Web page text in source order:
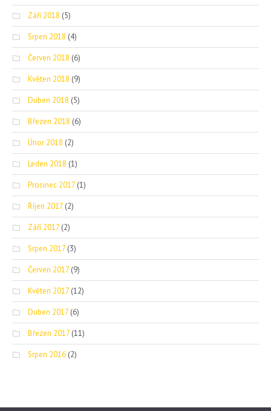
Září 2018 (5)
Srpen 2018 (4)
Červen 2018 (6)
Květen 2018 (9)
Duben 2018 (5)
Březen 2018 (6)
Únor 2018 (2)
Leden 2018 (1)
Prosinec 2017 (1)
Říjen 2017 (2)
Září 2017 (2)
Srpen 2017 (3)
Červen 2017 (9)
Květen 2017 (12)
Duben 2017 (6)
Březen 2017 (11)
Srpen 2016 (2)